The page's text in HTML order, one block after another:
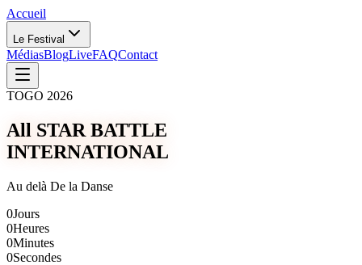
Accueil
Le Festival
MédiasBlogLiveFAQContact
TOGO 2026
All STAR BATTLE
INTERNATIONAL
Au delà De la Danse
0Jours
0Heures
0Minutes
0Secondes